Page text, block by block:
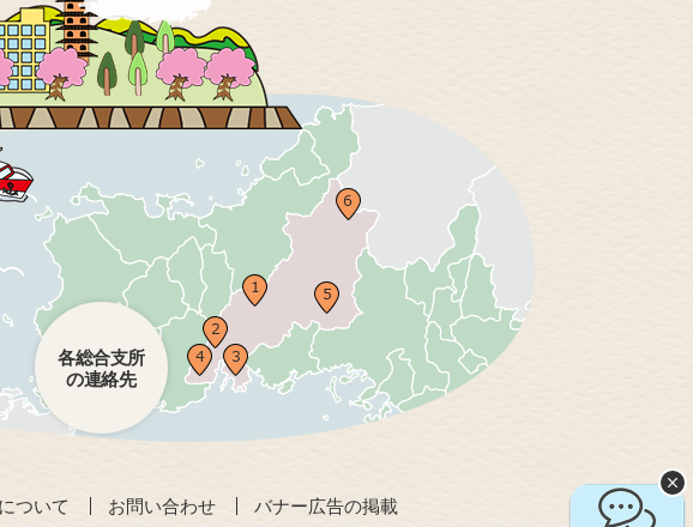
各総合支所
の連絡先
ついて お問い合わせ バナー広告の掲載